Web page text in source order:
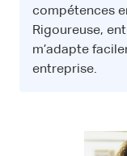
compétences
Rigoureuse,
m’adapte
entreprise.